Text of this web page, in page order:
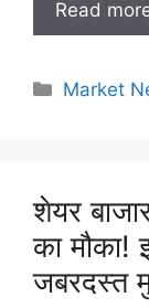
Read
Market
शेयर
का मौका!
जबरदस्त